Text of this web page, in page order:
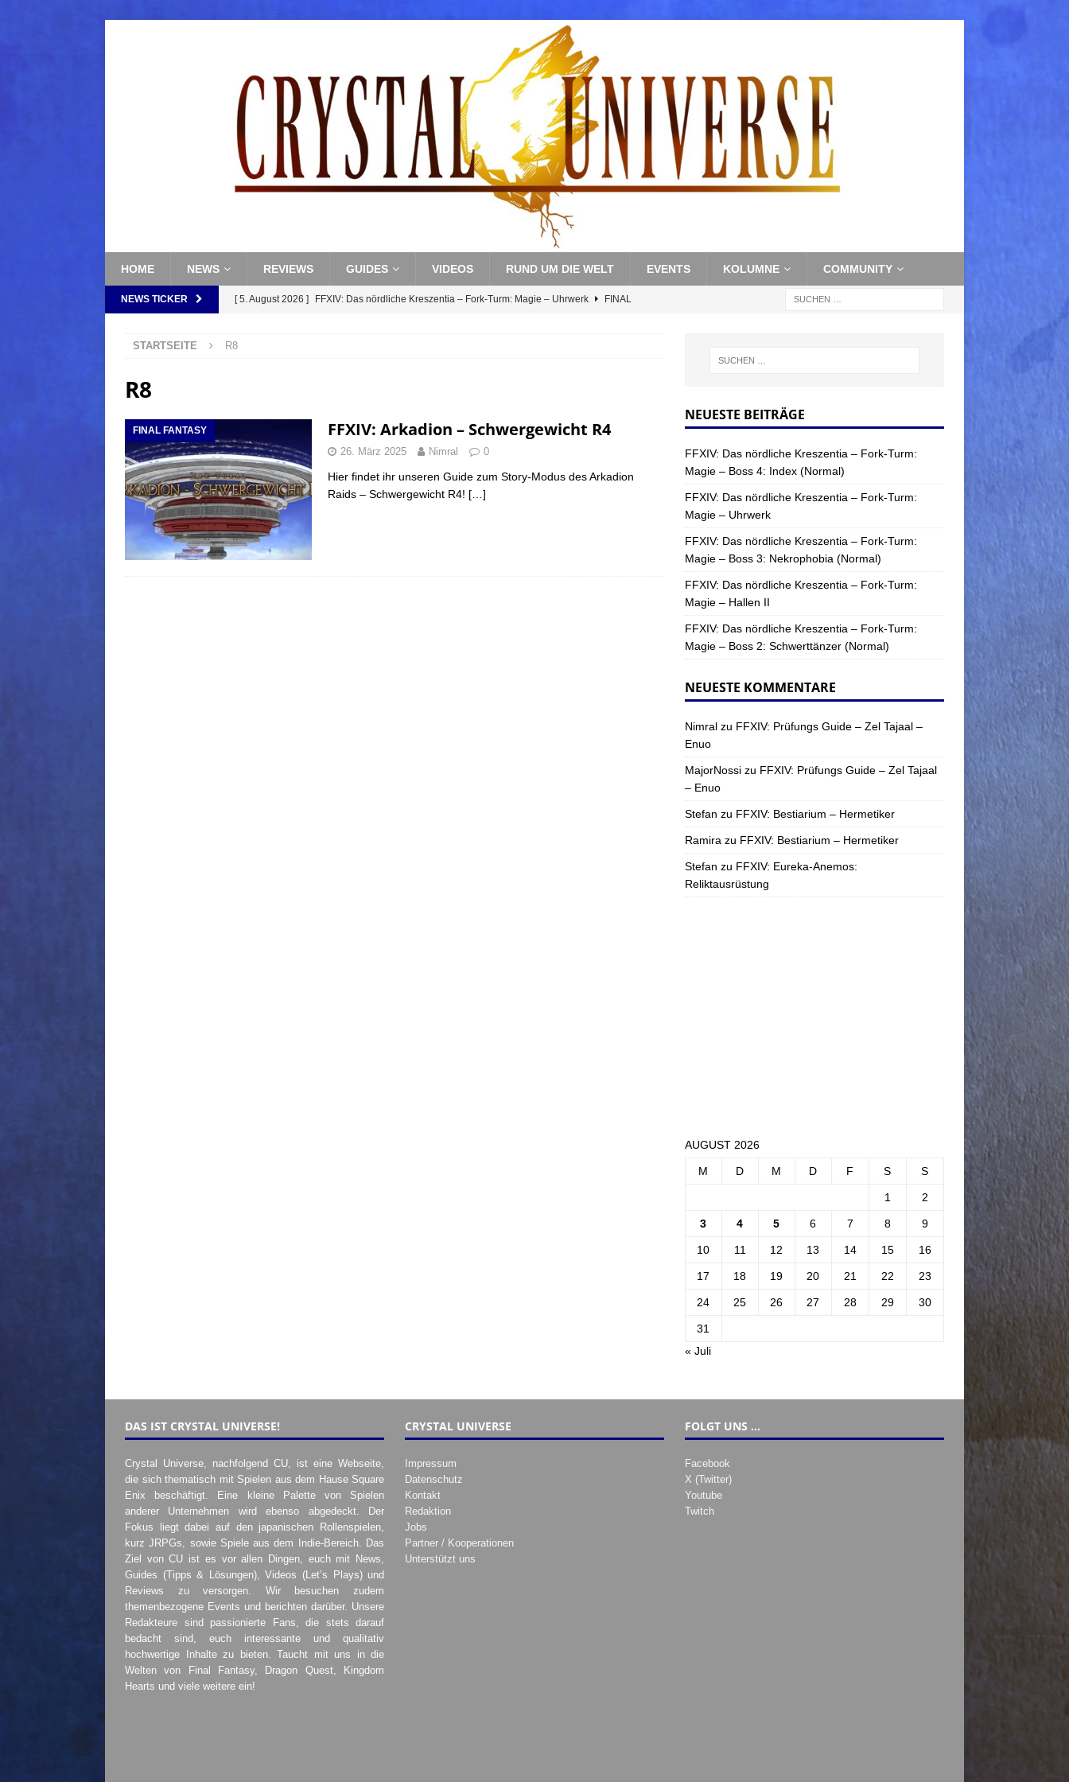
HOME NEWS REVIEWS GUIDES VIDEOS RUND UM DIE WELT EVENTS KOLUMNE COMMUNITY
NEWS TICKER [ 5. August 2026 ] FFXIV: Das nördliche Kreszentia – Fork-Turm: Magie – Uhrwerk FINAL
[ 5. August 2026 ]
(Normal) FINAL FANTASY
[ 5. August 2026 ]
FINAL FANTASY
STARTSEITE R8
R8
FINAL FANTASY FFXIV: Arkadion – Schwergewicht R4
26. März 2025 Nimral 0
Hier findet ihr unseren Guide zum Story-Modus des Arkadion
Raids – Schwergewicht R4! […]
NEUESTE BEITRÄGE
FFXIV: Das nördliche Kreszentia – Fork-Turm:
Magie – Boss 4: Index (Normal)
FFXIV: Das nördliche Kreszentia – Fork-Turm:
Magie – Uhrwerk
FFXIV: Das nördliche Kreszentia – Fork-Turm:
Magie – Boss 3: Nekrophobia (Normal)
FFXIV: Das nördliche Kreszentia – Fork-Turm:
Magie – Hallen II
FFXIV: Das nördliche Kreszentia – Fork-Turm:
Magie – Boss 2: Schwerttänzer (Normal)
NEUESTE KOMMENTARE
Nimralzu FFXIV: Prüfungs Guide – Zel Tajaal –
Enuo
MajorNossizu FFXIV: Prüfungs Guide – Zel Tajaal
– Enuo
Stefan zu FFXIV: Bestiarium – Hermetiker
Ramira zu FFXIV: Bestiarium – Hermetiker
Stefan zu FFXIV: Eureka-Anemos:
Reliktausrüstung
AUGUST 2026
M D M D F S S
1 2
3 4 5 6 7 8 9
10 11 12 13 14 15 16
17 18 19 20 21 22 23
24 25 26 27 28 29 30
31
« Juli
DAS IST CRYSTAL UNIVERSE!
Crystal Universe, nachfolgend CU, ist eine Webseite,
die sich thematisch mit Spielen aus dem Hause Square
Enix beschäftigt. Eine kleine Palette von Spielen
anderer Unternehmen wird ebenso abgedeckt. Der
Fokus liegt dabei auf den japanischen Rollenspielen,
kurz JRPGs, sowie Spiele aus dem Indie-Bereich. Das
Ziel von CU ist es vor allen Dingen, euch mit News,
Guides (Tipps & Lösungen), Videos (Let’s Plays) und
Reviews zu versorgen. Wir besuchen zudem
themenbezogene Events und berichten darüber. Unsere
Redakteure sind passionierte Fans, die stets darauf
bedacht sind, euch interessante und qualitativ
hochwertige Inhalte zu bieten. Taucht mit uns in die
Welten von Final Fantasy, Dragon Quest, Kingdom
Hearts und viele weitere ein!
CRYSTAL UNIVERSE
Impressum
Datenschutz
Kontakt
Redaktion
Jobs
Partner / Kooperationen
Unterstützt uns
FOLGT UNS …
Facebook
X (Twitter)
Youtube
Twitch